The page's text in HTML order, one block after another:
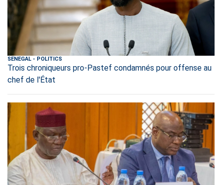
SENEGAL - POLITICS
Trois chroniqueurs pro-Pastef condamnés pour offense au
chef de l'État